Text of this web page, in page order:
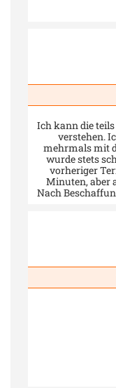
Ich kann die
verstehen.
mehrmals mit
wurde stets
vorheriger
Minuten, aber
Nach
verdient nicht
Probleme
Klar ist das
rund um diese
das ist doch
kompetenten,